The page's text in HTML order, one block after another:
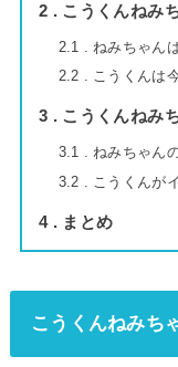
2 こうくんねみ
2.1
ねみちゃん
2.2
こうくんは
3 こうくんねみ
3.1
ねみちゃん
3.2
こうくんが
4 まとめ
こうくんねみち